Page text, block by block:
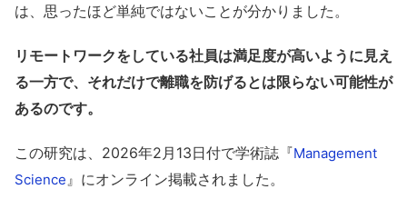
は、思ったほど単純ではないことが分かりました。
リモートワークをしている社員は満足度が高いように見え
る一方で、それだけで離職を防げるとは限らない可能性が
あるのです。
この研究は、2026年2月13日付で学術誌『Management
Science 』にオンライン掲載されました。